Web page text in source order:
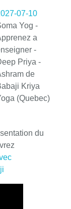
07-10
Yog -
a
-
Priya -
de
Kriya
(Quebec)
du